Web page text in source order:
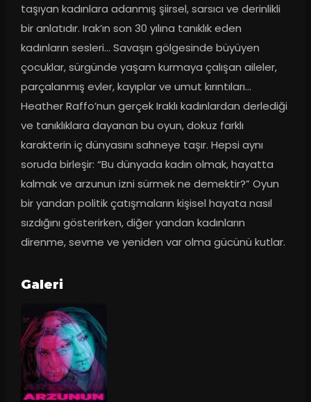
taşıyan kadınlara adanmış şiirsel, sarsıcı ve derinlikli
bir anlatıdır. Irak’ın son 30 yılına tanıklık eden
kadınların sesleri... Savaşın gölgesinde büyüyen
çocuklar, sürgünde yaşam kurmaya çalışan aileler,
parçalanmış evler, kayıplar ve umut kırıntıları...
Heather Raffo’nun gerçek Iraklı kadınlardan derlediği
ve tanıklıklara dayanan bu oyun, dokuz farklı
karakterin iç dünyasını sahneye taşır. Hepsi aynı
soruda birleşir: “Bu dünyada kadın olmak, hayatta
kalmak ve arzunun izni sürmek ne demektir?” Oyun
bir yandan politik çatışmaların kişisel hayata nasıl
sızdığını gösterirken, diğer yandan kadınların
direnme, sevme ve yeniden var olma gücünü kutlar.
Galeri